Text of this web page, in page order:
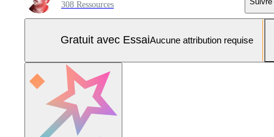
308 Ressources
Gratuit avec EssaiAucune attribution requise